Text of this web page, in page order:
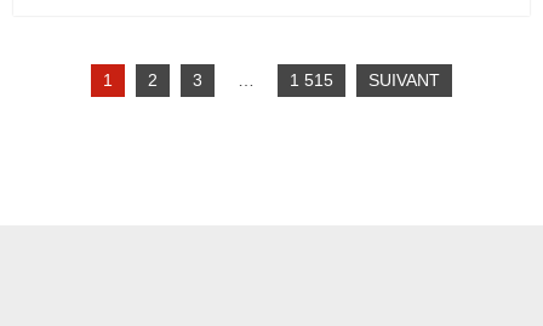
1 2 3 … 1 515 SUIVANT